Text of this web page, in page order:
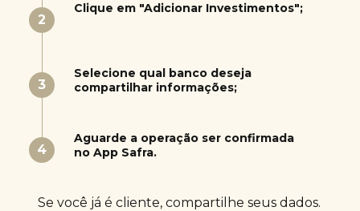
2
Clique em "Adicionar Investimentos";
3
Selecione qual banco deseja
compartilhar informações;
4
Aguarde a operação ser confirmada
no App Safra.
Se você já é cliente, compartilhe seus dados.